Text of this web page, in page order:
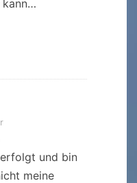
kann…
und bin
meine